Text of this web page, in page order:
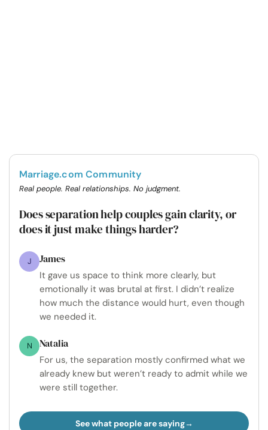
Marriage.com Community
Real people. Real relationships. No judgment.
Does separation help couples gain clarity, or
does it just make things harder?
J James
It gave us space to think more clearly, but
emotionally it was brutal at first. I didn’t realize
how much the distance would hurt, even though
we needed it.
N Natalia
For us, the separation mostly confirmed what we
already knew but weren’t ready to admit while we
were still together.
See what people are saying